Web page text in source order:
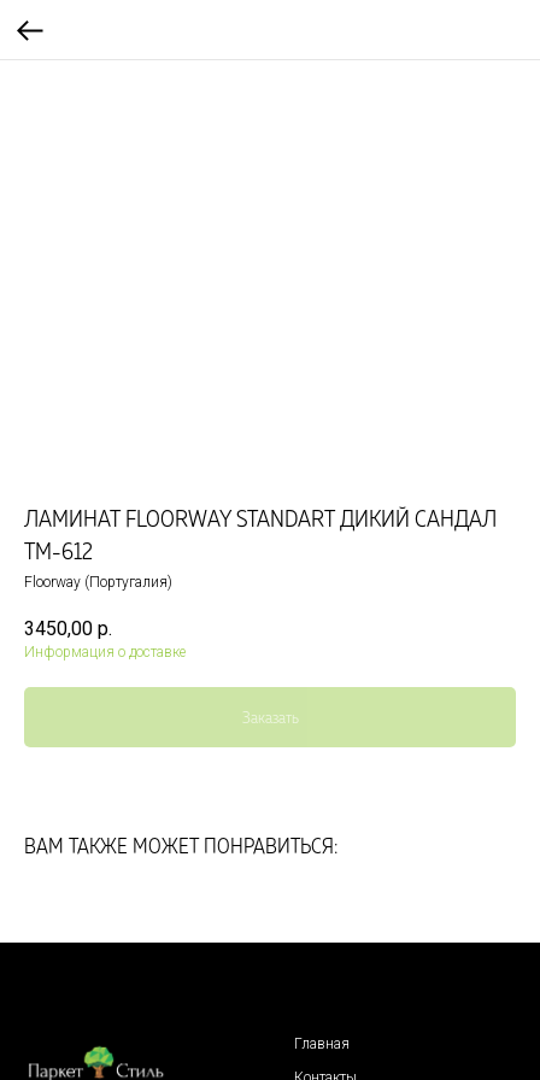
ЛАМИНАТ FLOORWAY STANDART ДИКИЙ САНДАЛ
ТМ-612
Floorway (Португалия)
3450,00 р.
Информация о доставке
Заказать
ВАМ ТАКЖЕ МОЖЕТ ПОНРАВИТЬСЯ:
Главная